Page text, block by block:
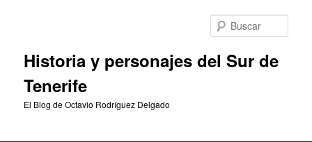
Historia y personajes del Sur de
Tenerife
El Blog de Octavio Rodríguez Delgado